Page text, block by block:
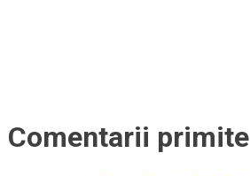
Comentarii primite